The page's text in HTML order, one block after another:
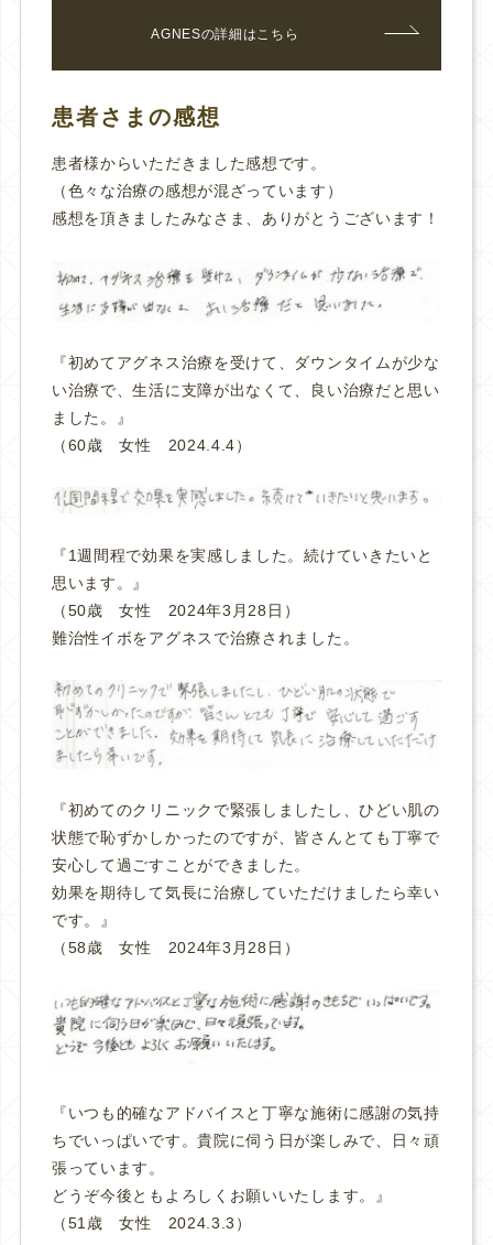
AGNESの詳細はこちら
患者さまの感想
患者様からいただきました感想です。
（色々な治療の感想が混ざっています）
感想を頂きましたみなさま、ありがとうございます！
『初めてアグネス治療を受けて、ダウンタイムが少な
い治療で、生活に支障が出なくて、良い治療だと思い
ました。
』
（60歳 女性 2024.4.4）
『1週間程で効果を実感しました。続けていきたいと
思います。』
（50歳 女性 2024年3月28日）
難治性イボをアグネスで治療されました。
『初めてのクリニックで緊張しましたし、ひどい肌の
状態で恥ずかしかったのですが、皆さんとても丁寧で
安心して過ごすことができました。
効果を期待して気長に治療していただけましたら幸い
です。』
（58歳 女性 2024年3月28日）
『いつも的確なアドバイスと丁寧な施術に感謝の気持
ちでいっぱいです。貴院に伺う日が楽しみで、日々頑
張っています。
どうぞ今後ともよろしくお願いいたします。
』
（51歳 女性 2024.3.3）